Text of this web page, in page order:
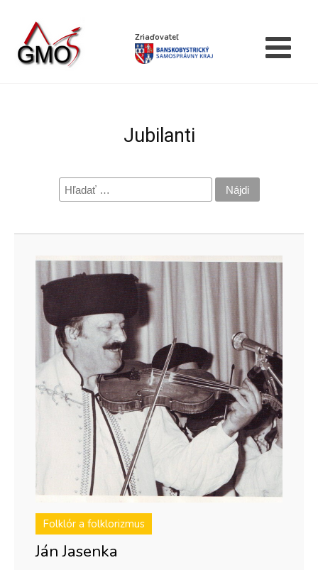
Zriaďovateľ
Jubilanti
Hľadať:
Folklór a folklorizmus
Ján Jasenka